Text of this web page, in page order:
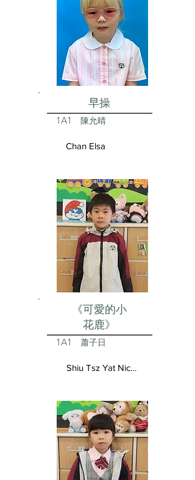
早操
1A1 陳允晴
Chan Elsa
《可愛的小
花鹿》
1A1 蕭子日
Shiu Tsz Yat Nicolas